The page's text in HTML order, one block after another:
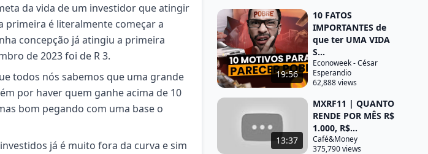
da vida de um investidor que atingir
primeira é literalmente começar a
concepção já atingiu a primeira
de 2023 foi de R 3.
todos nós sabemos que uma grande
por haver quem ganhe acima de 10
bom pegando com uma base o
já é muito fora da curva e sim
19:56
10 FATOS
IMPORTANTES de
que ter UMA VIDA
S...
Econoweek - César
Esperandio
62,888 views
13:37
MXRF11 | QUANTO
RENDE POR MÊS R$
1.000, R$...
Café&Money
375,790 views